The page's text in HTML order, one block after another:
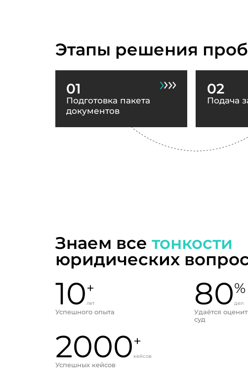
Этапы решения
01
Подготовка пакета
документов
02
Подача
Знаем все тонкости
юридических
10+
лет
Успешного опыта
80%
дел
Удаётся
суд
2000+
кейсов
Успешных кейсов